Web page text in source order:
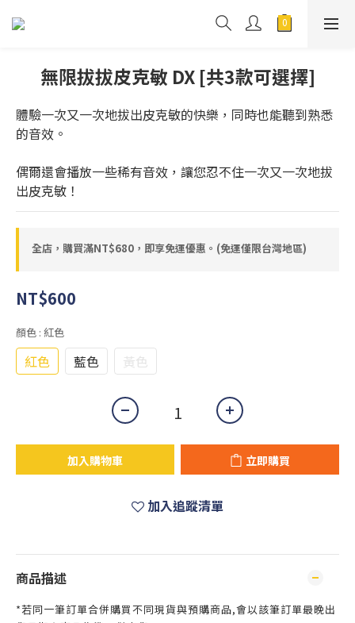
無限拔拔皮克敏 DX [共3款可選擇]
體驗一次又一次地拔出皮克敏的快樂，同時也能聽到熟悉
的音效。
偶爾還會播放一些稀有音效，讓您忍不住一次又一次地拔
出皮克敏！
全店，購買滿NT$680，即享免運優惠。(免運僅限台灣地區)
NT$600
顏色 : 紅色
紅色 藍色 黃色
加入購物車 立即購買
加入追蹤清單
商品描述
*若同一筆訂單合併購買不同現貨與預購商品,會以該筆訂單最晚出